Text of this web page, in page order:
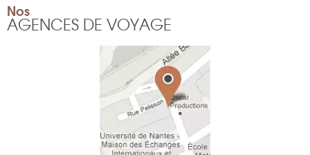
Nos
AGENCES DE VOYAGE